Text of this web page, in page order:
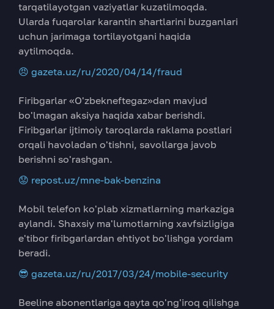
tarqatilayotgan vaziyatlar kuzatilmoqda.
Ularda fuqarolar karantin shartlarini buzganlari
uchun jarimaga tortilayotgani haqida
aytilmoqda.
😠 gazeta.uz/ru/2020/04/14/fraud
Firibgarlar «O'zbekneftegaz»dan mavjud
bo'lmagan aksiya haqida xabar berishdi.
Firibgarlar ijtimoiy taroqlarda raklama postlari
orqali havoladan o'tishni, savollarga javob
berishni so'rashgan.
😟 repost.uz/mne-bak-benzina
Mobil telefon ko'plab xizmatlarning markaziga
aylandi. Shaxsiy ma'lumotlarning xavfsizligiga
e'tibor firibgarlardan ehtiyot bo'lishga yordam
beradi.
😎 gazeta.uz/ru/2017/03/24/mobile-security
Beeline abonentlariga qayta qo'ng'iroq qilishga